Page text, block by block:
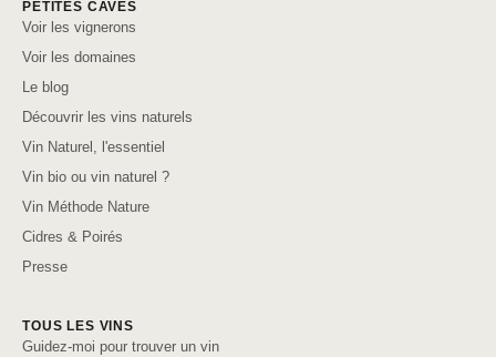
PETITES CAVES
Voir les vignerons
Voir les domaines
Le blog
Découvrir les vins naturels
Vin Naturel, l'essentiel
Vin bio ou vin naturel ?
Vin Méthode Nature
Cidres & Poirés
Presse
TOUS LES VINS
Guidez-moi pour trouver un vin